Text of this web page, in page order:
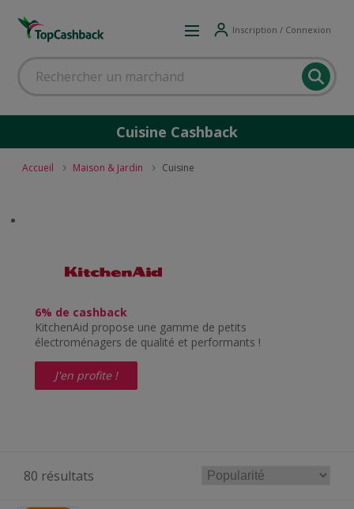
Inscription / Connexion
Cuisine Cashback
Accueil Maison & Jardin Cuisine
6% de cashback
KitchenAid propose une gamme de petits
électroménagers de qualité et performants !
J'en profite !
80 résultats